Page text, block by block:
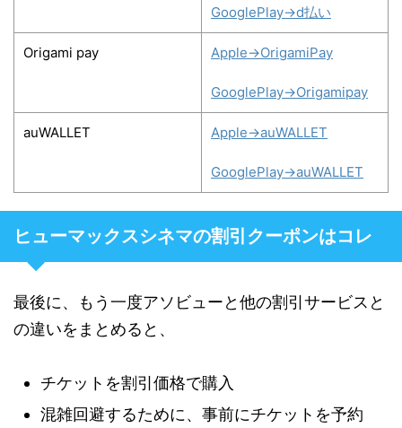
GooglePlay→d払い
Origami pay Apple→OrigamiPay
GooglePlay→Origamipay
auWALLET Apple→auWALLET
GooglePlay→auWALLET
ヒューマックスシネマの割引クーポンはコレ
最後に、もう一度アソビューと他の割引サービスと
の違いをまとめると、
チケットを割引価格で購入
混雑回避するために、事前にチケットを予約